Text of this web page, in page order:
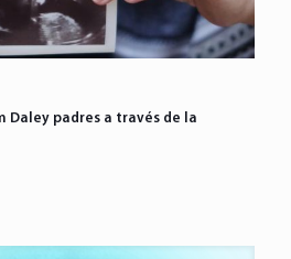
Daley padres a través de la